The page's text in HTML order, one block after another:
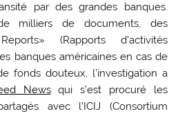
par des grandes banques.
milliers de documents, des
(Rapports d’activités
banques américaines en cas de
fonds douteux, l’investigation a
Newsqui s’est procuré les
avec l’ICIJ (Consortium